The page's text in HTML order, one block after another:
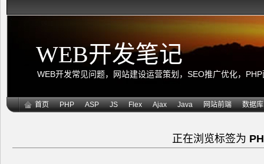
WEB开发笔记
WEB开发常见问题，网站建设运营策划，SEO推广优化，
首页 PHP ASP JS Flex Ajax Java 网站前端 数据库
正在浏览标签为